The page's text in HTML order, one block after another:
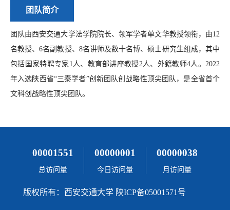
团队简介
团队由西安交通大学法学院院长、领军学者单文华教授领衔，由12
名教授、6名副教授、8名讲师及数十名博、硕士研究生组成，其中
包括国家特聘专家1人、教育部讲座教授2人、外籍教师4人。2022
年入选陕西省“三秦学者”创新团队创战略性顶尖团队，是全省首个
文科创战略性顶尖团队。
00001551
总访问量
00000001
今日访问量
00000038
月访问量
版权所有：西安交通大学 陕ICP备05001571号